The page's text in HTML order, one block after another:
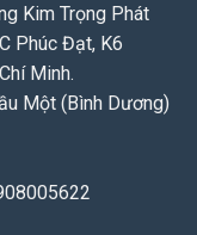
Kim Trọng Phát
Phúc Đạt, K6
Minh.
Một (Bình Dương)